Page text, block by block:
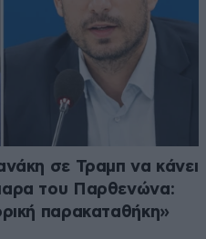
σε Τραμπ να κάνει
του Παρθενώνα:
παρακαταθήκη»